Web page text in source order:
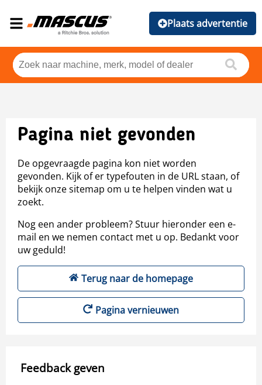
Plaats advertentie
Pagina niet gevonden
De opgevraagde pagina kon niet worden
gevonden. Kijk of er typefouten in de URL staan, of
bekijk onze sitemap om u te helpen vinden wat u
zoekt.
Nog een ander probleem? Stuur hieronder een e-
mail en we nemen contact met u op. Bedankt voor
uw geduld!
Terug naar de homepage
Pagina vernieuwen
Feedback geven